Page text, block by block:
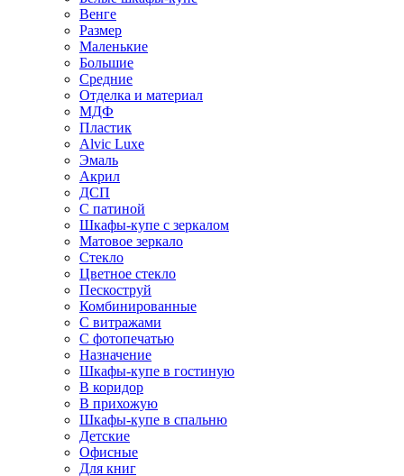
Венге
Размер
Маленькие
Большие
Средние
Отделка и материал
МДФ
Пластик
Alvic Luxe
Эмаль
Акрил
ДСП
С патиной
Шкафы-купе с зеркалом
Матовое зеркало
Стекло
Цветное стекло
Пескоструй
Комбинированные
С витражами
С фотопечатью
Назначение
Шкафы-купе в гостиную
В коридор
В прихожую
Шкафы-купе в спальню
Детские
Офисные
Для книг